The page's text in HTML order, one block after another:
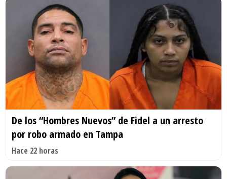
De los “Hombres Nuevos” de Fidel a un arresto
por robo armado en Tampa
Hace 22 horas